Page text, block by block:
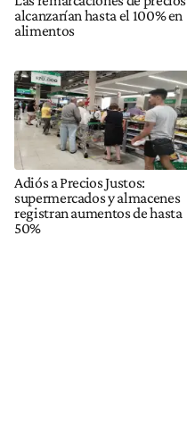
alcanzarían hasta el 100% en
alimentos
Adiós a Precios Justos:
supermercados y almacenes
registran aumentos de hasta
50%